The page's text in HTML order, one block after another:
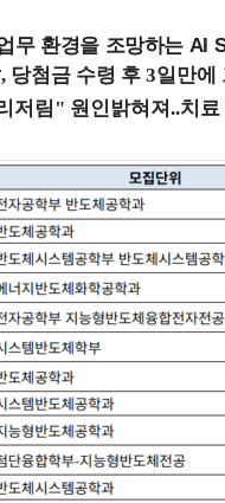
무 환경을 조망하는 AI